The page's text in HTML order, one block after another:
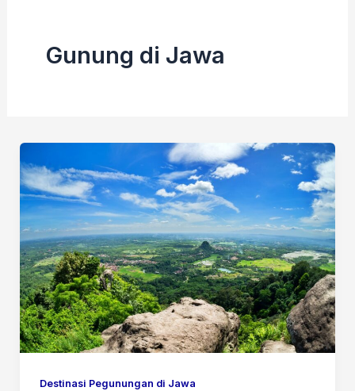
Gunung di Jawa
Destinasi Pegunungan di Jawa